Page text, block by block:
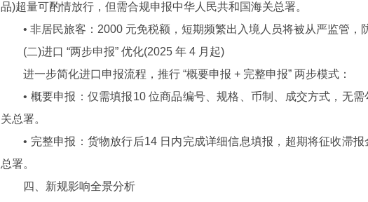
品)超量可酌情放行，但需合规申报中华人民共和国海关总署。
• 非居民旅客：2000 元免税额，短期频繁出入境人员将被从严监管，防
(二)进口 “两步申报” 优化(2025 年 4 月起)
进一步简化进口申报流程，推行 “概要申报 + 完整申报” 两步模式：
• 概要申报：仅需填报10 位商品编号、规格、币制、成交方式，无需
关总署。
• 完整申报：货物放行后14 日内完成详细信息填报，超期将征收滞报
总署。
四、新规影响全景分析